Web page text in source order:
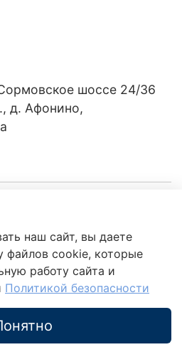
шоссе 24/36
д. Афонино,
наш сайт, вы даете
файлов cookie, которые
работу сайта и
Политикой безопасности
обработки